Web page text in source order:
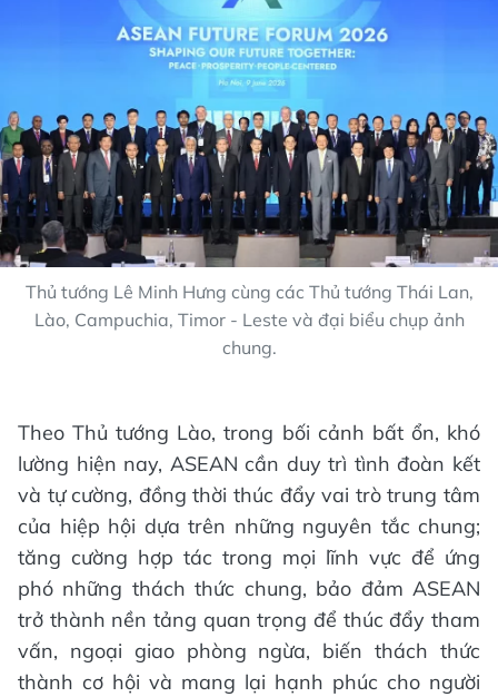
Thủ tướng Lê Minh Hưng cùng các Thủ tướng Thái Lan,
Lào, Campuchia, Timor - Leste và đại biểu chụp ảnh
chung.
Theo Thủ tướng Lào, trong bối cảnh bất ổn, khó
lường hiện nay, ASEAN cần duy trì tình đoàn kết
và tự cường, đồng thời thúc đẩy vai trò trung tâm
của hiệp hội dựa trên những nguyên tắc chung;
tăng cường hợp tác trong mọi lĩnh vực để ứng
phó những thách thức chung, bảo đảm ASEAN
trở thành nền tảng quan trọng để thúc đẩy tham
vấn, ngoại giao phòng ngừa, biến thách thức
thành cơ hội và mang lại hạnh phúc cho người